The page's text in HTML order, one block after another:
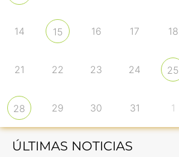
14 15 16 17 18
21 22 23 24 25
28 29 30 31 1
ÚLTIMAS NOTICIAS